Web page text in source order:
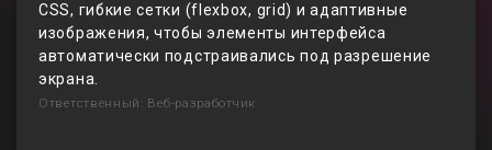
CSS, гибкие сетки (flexbox, grid) и адаптивные
изображения, чтобы элементы интерфейса
автоматически подстраивались под разрешение
экрана.
Ответственный: Веб-разработчик